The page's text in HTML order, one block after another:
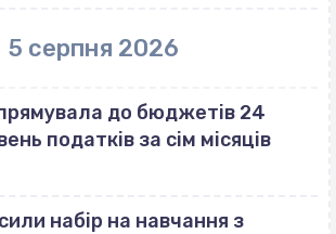
5 серпня 2026
до бюджетів 24
податків за сім місяців
набір на навчання з